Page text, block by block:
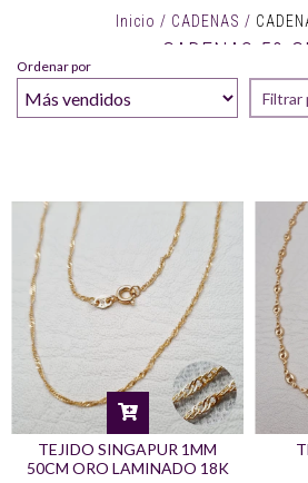
Inicio / CADENAS /
CADENAS 50
Ordenar por
Filtrar
TEJIDO SINGAPUR 1MM
50CM ORO LAMINADO 18K